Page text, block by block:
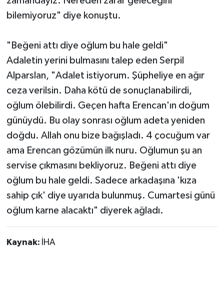
bilemiyoruz" diye konuştu.
"Beğeni attı diye oğlum bu hale geldi"
Adaletin yerini bulmasını talep eden Serpil
Alparslan, "Adalet istiyorum. Şüpheliye en ağır
ceza verilsin. Daha kötü de sonuçlanabilirdi,
oğlum ölebilirdi. Geçen hafta Erencan'ın doğum
günüydü. Bu olay sonrası oğlum adeta yeniden
doğdu. Allah onu bize bağışladı. 4 çocuğum var
ama Erencan gözümün ilk nuru. Oğlumun şu an
servise çıkmasını bekliyoruz. Beğeni attı diye
oğlum bu hale geldi. Sadece arkadaşına 'kıza
sahip çık' diye uyarıda bulunmuş. Cumartesi günü
oğlum karne alacaktı" diyerek ağladı.
Kaynak: İHA